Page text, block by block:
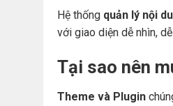
Hệ thống quản lý nội
với giao diện dễ nhìn,
Tại sao nên
Theme và Plugin